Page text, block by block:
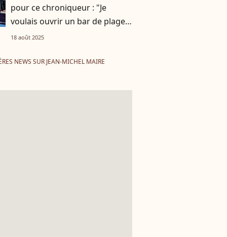
pour ce chroniqueur : "Je
voulais ouvrir un bar de plage
mais..."
18 août 2025
NEWS SUR JEAN-MICHEL MAIRE